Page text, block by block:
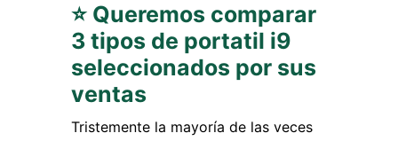
⭐ Queremos comparar
3 tipos de portatil i9
seleccionados por sus
ventas
Tristemente la mayoría de las veces